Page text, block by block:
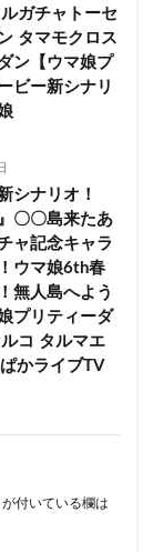
ガチャトーセ
タマモクロス
ン【ウマ娘プ
ビー新シナリ
シナリオ！
〇〇島来たあ
ャ記念キャラ
ウマ娘6th春
無人島へよう
プリティーダ
コ タルマエ
かライブTV
が付いている欄は